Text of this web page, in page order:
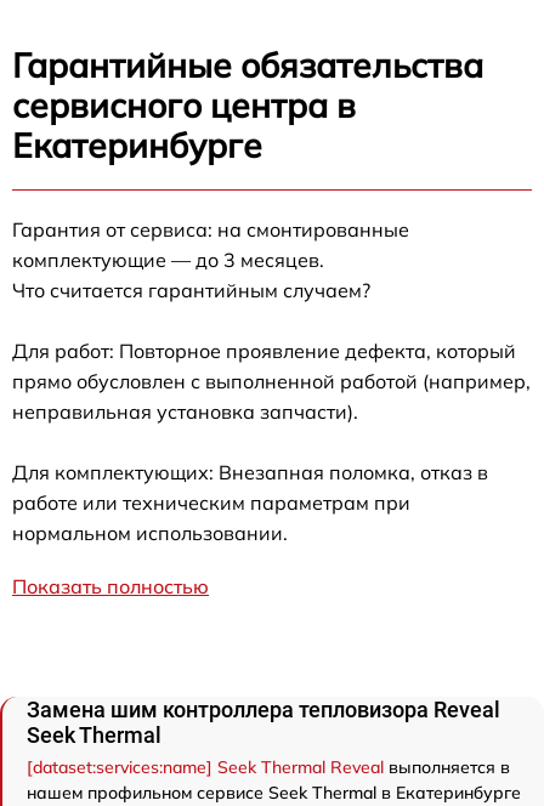
Гарантийные обязательства
сервисного центра в
Екатеринбурге
Гарантия от сервиса: на смонтированные
комплектующие — до 3 месяцев.
Что считается гарантийным случаем?
Для работ: Повторное проявление дефекта, который
прямо обусловлен с выполненной работой (например,
неправильная установка запчасти).
Для комплектующих: Внезапная поломка, отказ в
работе или техническим параметрам при
нормальном использовании.
Показать полностью
Замена шим контроллера тепловизора Reveal
Seek Thermal
[dataset:services:name] Seek Thermal Reveal выполняется в
нашем профильном сервисе Seek Thermal в Екатеринбурге